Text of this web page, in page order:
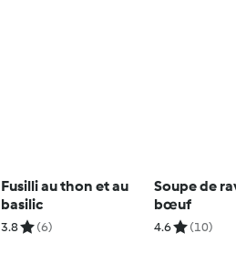
Fusilli au thon et au
basilic
3.8 (6)
Soupe de
bœuf
4.6 (10)